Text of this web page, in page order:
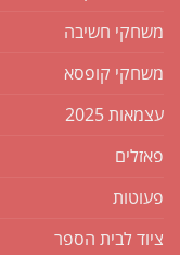
משחקי חשיבה
משחקי קופסא
עצמאות 2025
פאזלים
פעוטות
ציוד לבית הספר